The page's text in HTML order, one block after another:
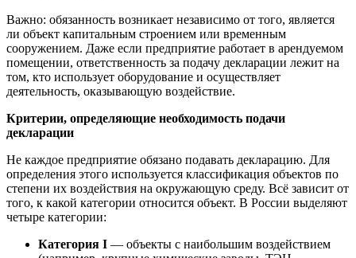
Важно: обязанность возникает независимо от того, является
ли объект капитальным строением или временным
сооружением. Даже если предприятие работает в арендуемом
помещении, ответственность за подачу декларации лежит на
том, кто использует оборудование и осуществляет
деятельность, оказывающую воздействие.
Критерии, определяющие необходимость подачи
декларации
Не каждое предприятие обязано подавать декларацию. Для
определения этого используется классификация объектов по
степени их воздействия на окружающую среду. Всё зависит от
того, к какой категории относится объект. В России выделяют
четыре категории:
Категория I — объекты с наибольшим воздействием